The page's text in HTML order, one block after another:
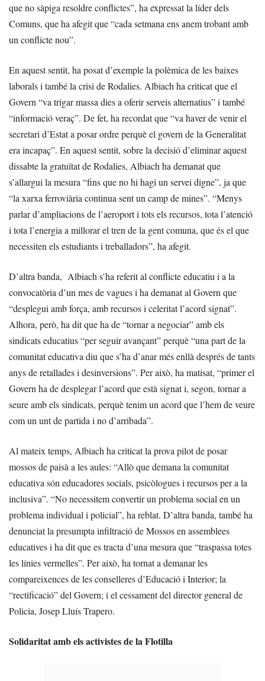
que no sàpiga resoldre conflictes”, ha expressat la líder dels
Comuns, que ha afegit que “cada setmana ens anem trobant amb
un conflicte nou”.
En aquest sentit, ha posat d’exemple la polèmica de les baixes
laborals i també la crisi de Rodalies. Albiach ha criticat que el
Govern “va trigar massa dies a oferir serveis alternatius” i també
“informació veraç”. De fet, ha recordat que “va haver de venir el
secretari d’Estat a posar ordre perquè el govern de la Generalitat
era incapaç”. En aquest sentit, sobre la decisió d’eliminar aquest
dissabte la gratuïtat de Rodalies, Albiach ha demanat que
s’allargui la mesura “fins que no hi hagi un servei digne”, ja que
“la xarxa ferroviària continua sent un camp de mines”. “Menys
parlar d’ampliacions de l’aeroport i tots els recursos, tota l’atenció
i tota l’energia a millorar el tren de la gent comuna, que és el que
necessiten els estudiants i treballadors”, ha afegit.
D’altra banda, Albiach s’ha referit al conflicte educatiu i a la
convocatòria d’un mes de vagues i ha demanat al Govern que
“desplegui amb força, amb recursos i celeritat l’acord signat”.
Alhora, però, ha dit que ha de “tornar a negociar” amb els
sindicats educatius “per seguir avançant” perquè “una part de la
comunitat educativa diu que s’ha d’anar més enllà després de tants
anys de retallades i desinversions”. Per això, ha matisat, “primer el
Govern ha de desplegar l’acord que està signat i, segon, tornar a
seure amb els sindicats, perquè tenim un acord que l’hem de veure
com un unt de partida i no d’arribada”.
Al mateix temps, Albiach ha criticat la prova pilot de posar
mossos de paisà a les aules: “Allò que demana la comunitat
educativa són educadores socials, psicòlogues i recursos per a la
inclusiva”. “No necessitem convertir un problema social en un
problema individual i policial”, ha reblat. D’altra banda, també ha
denunciat la presumpta infiltració de Mossos en assemblees
educatives i ha dit que es tracta d’una mesura que “traspassa totes
les línies vermelles”. Per això, ha tornat a demanar les
compareixences de les conselleres d’Educació i Interior; la
“rectificació” del Govern; i el cessament del director general de
Policia, Josep Lluís Trapero.
Solidaritat amb els activistes de la Flotilla